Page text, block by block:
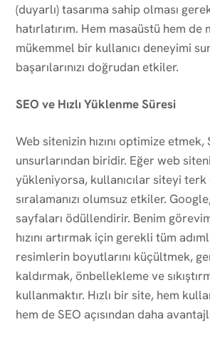
(duyarlı) tasarıma sahip olması
hatırlatırım. Hem masaüstü hem
mükemmel bir kullanıcı deneyimi
başarılarınızı doğrudan etkiler.
SEO ve Hızlı Yüklenme Süresi
Web sitenizin hızını optimize etmek,
unsurlarından biridir. Eğer web
yükleniyorsa, kullanıcılar siteyi
sıralamanızı olumsuz etkiler.
sayfaları ödüllendirir. Benim
hızını artırmak için gerekli tüm
resimlerin boyutlarını küçültmek,
kaldırmak, önbellekleme ve
kullanmaktır. Hızlı bir site, hem
hem de SEO açısından daha